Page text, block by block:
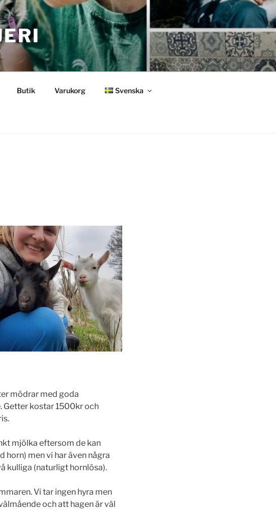
Butik Varukorg Svenska
mödrar med goda
Getter kostar 1500kr och
mjölka eftersom de kan
horn) men vi har även några
kulliga (naturligt hornlösa).
Vi tar ingen hyra men
och att hagen är väl